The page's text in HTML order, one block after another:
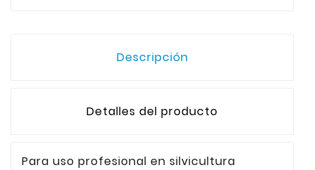
Descripción
Detalles del producto
Para uso profesional en silvicultura